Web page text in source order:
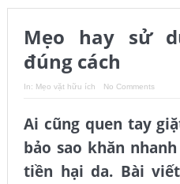
Mẹo hay sử
đúng cách
In: Mẹo vặt hữu ích No Comments
Ai cũng quen tay
bảo sao khăn
tiền hại da. Bài